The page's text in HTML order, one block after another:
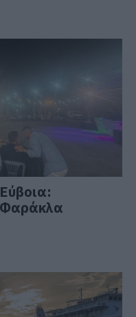
Φαράκλα